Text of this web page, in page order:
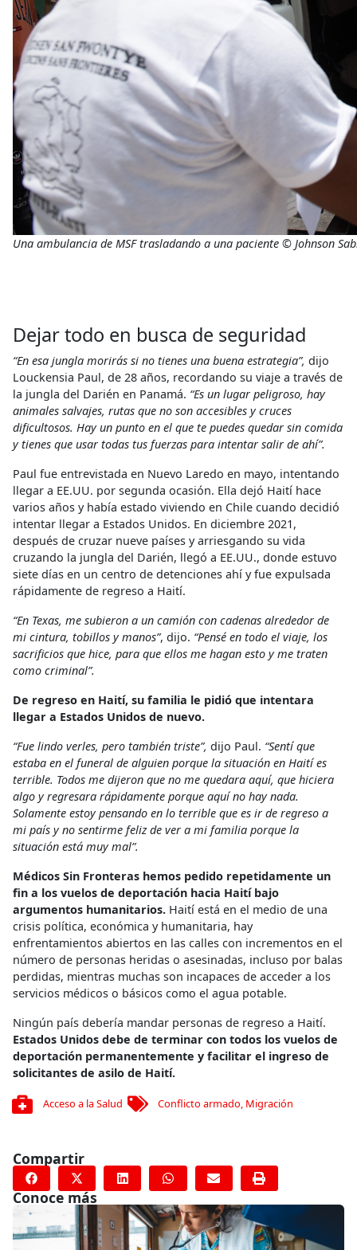
Una ambulancia de MSF trasladando a una paciente © Johnson
Dejar todo en busca de seguridad
“En esa jungla morirás si no tienes una buena estrategia”, dijo
Louckensia Paul, de 28 años, recordando su viaje a través de
la jungla del Darién en Panamá. “Es un lugar peligroso, hay
animales salvajes, rutas que no son accesibles y cruces
dificultosos. Hay un punto en el que te puedes quedar sin comida
y tienes que usar todas tus fuerzas para intentar salir de ahí”.
Paul fue entrevistada en Nuevo Laredo en mayo, intentando
llegar a EE.UU. por segunda ocasión. Ella dejó Haití hace
varios años y había estado viviendo en Chile cuando decidió
intentar llegar a Estados Unidos. En diciembre 2021,
después de cruzar nueve países y arriesgando su vida
cruzando la jungla del Darién, llegó a EE.UU., donde estuvo
siete días en un centro de detenciones ahí y fue expulsada
rápidamente de regreso a Haití.
“En Texas, me subieron a un camión con cadenas alrededor de
mi cintura, tobillos y manos”, dijo. “Pensé en todo el viaje, los
sacrificios que hice, para que ellos me hagan esto y me traten
como criminal”.
De regreso en Haití, su familia le pidió que intentara
llegar a Estados Unidos de nuevo.
“Fue lindo verles, pero también triste”, dijo Paul. “Sentí que
estaba en el funeral de alguien porque la situación en Haití es
terrible. Todos me dijeron que no me quedara aquí, que hiciera
algo y regresara rápidamente porque aquí no hay nada.
Solamente estoy pensando en lo terrible que es ir de regreso a
mi país y no sentirme feliz de ver a mi familia porque la
situación está muy mal”.
Médicos Sin Fronteras hemos pedido repetidamente un
fin a los vuelos de deportación hacia Haití bajo
argumentos humanitarios. Haití está en el medio de una
crisis política, económica y humanitaria, hay
enfrentamientos abiertos en las calles con incrementos en el
número de personas heridas o asesinadas, incluso por balas
perdidas, mientras muchas son incapaces de acceder a los
servicios médicos o básicos como el agua potable.
Ningún país debería mandar personas de regreso a Haití.
Estados Unidos debe de terminar con todos los vuelos de
deportación permanentemente y facilitar el ingreso de
solicitantes de asilo de Haití.
Acceso a la Salud Conflicto armado, Migración
Compartir
Conoce más